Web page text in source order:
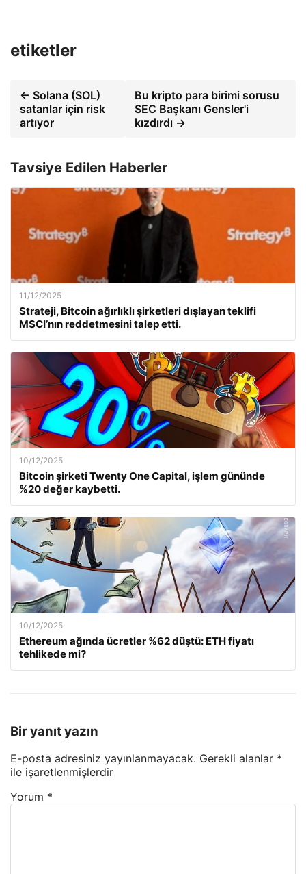
etiketler
← Solana (SOL)
satanlar için risk
artıyor
Bu kripto para birimi sorusu
SEC Başkanı Gensler'i
kızdırdı →
Tavsiye Edilen Haberler
11/12/2025
Strateji, Bitcoin ağırlıklı şirketleri dışlayan teklifi
MSCI’nın reddetmesini talep etti.
10/12/2025
Bitcoin şirketi Twenty One Capital, işlem gününde
%20 değer kaybetti.
10/12/2025
Ethereum ağında ücretler %62 düştü: ETH fiyatı
tehlikede mi?
Bir yanıt yazın
E-posta adresiniz yayınlanmayacak. Gerekli alanlar *
ile işaretlenmişlerdir
Yorum *